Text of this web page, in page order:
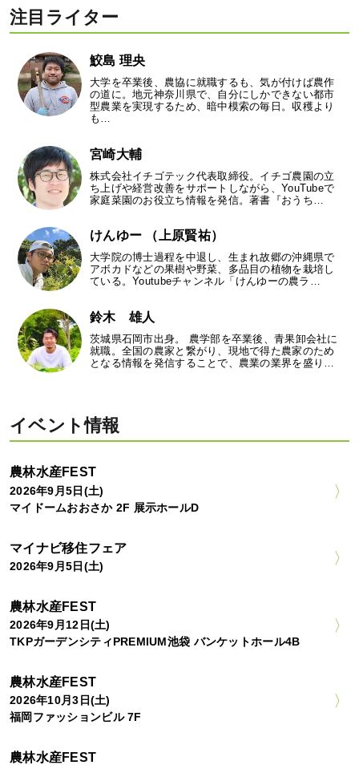
注目ライター
鮫島 理央
大学を卒業後、農協に就職するも、気が付けば農作
の道に。地元神奈川県で、自分にしかできない都市
型農業を実現するため、暗中模索の毎日。収穫より
も…
宮崎大輔
株式会社イチゴテック代表取締役。イチゴ農園の立
ち上げや経営改善をサポートしながら、YouTubeで
家庭菜園のお役立ち情報を発信。著書『おうち…
けんゆー （上原賢祐）
大学院の博士過程を中退し、生まれ故郷の沖縄県で
アボカドなどの果樹や野菜、多品目の植物を栽培し
ている。Youtubeチャンネル「けんゆーの農ラ…
鈴木 雄人
茨城県石岡市出身。 農学部を卒業後、青果卸会社に
就職。全国の農家と繋がり、現地で得た農家のため
となる情報を発信することで、農業の業界を盛り…
イベント情報
農林水産FEST
2026年9月5日(土)
マイドームおおさか 2F 展示ホールD
マイナビ移住フェア
2026年9月5日(土)
農林水産FEST
2026年9月12日(土)
TKPガーデンシティPREMIUM池袋 バンケットホール4B
農林水産FEST
2026年10月3日(土)
福岡ファッションビル 7F
農林水産FEST